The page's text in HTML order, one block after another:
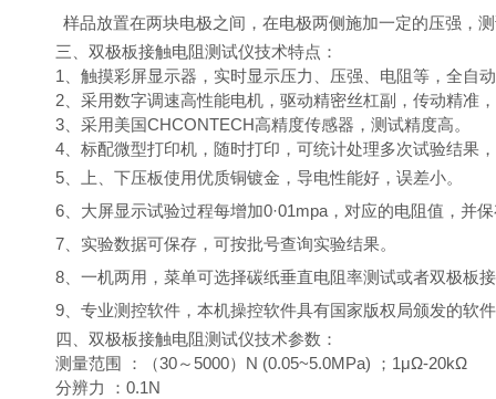
样品放置在两块电极之间，在电极两侧施加一定的压强，
三、双极板接触电阻测试仪技术特点：
1
、触摸彩屏显示器 ， 实时显示压力 压强、电阻等，全自
2
采用数字调速高性能电机 ，驱动精密丝杠副， 传动精准，
3
采用美国CHCONTECH高精度传感器 ， 测试精度高。
4、标配微型打印机，随时打印，可统计处理多次试验结果
5
上、下压板使用优质铜镀金 ， 导电性能好，误差小。
6
大屏显示试验过程每增加0·01mpa ，对应的电阻值，并
7 、实验数据可保存，可按批号查询实验结果。
8 、一机两用，菜单可选择碳纸垂直电阻率测试或者双极板
9
专业测控软件 ， 本机操控软件具有国家版权局颁发的软
四、 双极板接触电阻测试仪技术参数：
测量范围
：（30～ 5000）N (0.05~5.0MPa) ； 1μΩ-20kΩ
分辨力
： 0.1N